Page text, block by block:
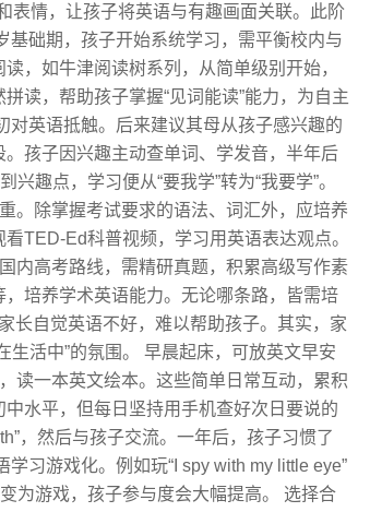
表情，让孩子将英语与有趣画面关联。此阶
础期，孩子开始系统学习，需平衡校内与
，如牛津阅读树系列，从简单级别开始，
读，帮助孩子掌握“见词能读”能力，为自主
对英语抵触。后来建议其母从孩子感兴趣的
孩子因兴趣主动查单词、学发音，半年后
趣点，学习便从“要我学”转为“我要学”。
。除掌握考试要求的语法、词汇外，应培养
TED-Ed科普视频，学习用英语表达观点。
内高考路线，需精研真题，积累高级写作素
培养学术英语能力。无论哪条路，皆需培
长自觉英语不好，难以帮助孩子。其实，家
生活中”的氛围。 早晨起床，可放英文早安
读一本英文绘本。这些简单日常互动，累积
水平，但每日坚持用手机查好次日要说的
，然后与孩子交流。一年后，孩子习惯了
习游戏化。例如玩“I spy with my little eye”
为游戏，孩子参与度会大幅提高。 选择合